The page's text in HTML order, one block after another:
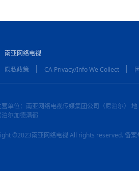
南亚网络电视
隐私政策 CA Privacy/Info We Collect
营单位：南亚网络电视传媒集团公司（尼泊尔） 地
尔加德满都
©2023南亚网络电视 All rights reserved. 备